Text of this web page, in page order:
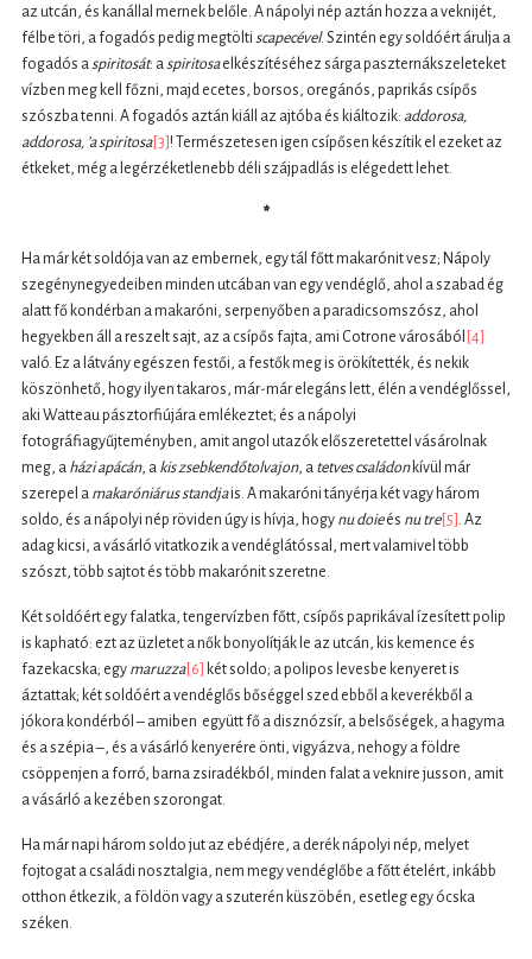
az utcán, és kanállal mernek belőle. A nápolyi nép aztán hozza a veknijét,
félbe töri, a fogadós pedig megtölti scapecével. Szintén egy soldóért árulja a
fogadós aspiritosát: aspiritosaelkészítéséhez sárga paszternákszeleteket
vízben meg kell főzni, majd ecetes, borsos, oregánós, paprikás csípős
szószba tenni. A fogadós aztán kiáll az ajtóba és kiáltozik: addorosa,
addorosa, ’a spiritosa[3] ! Természetesen igen csípősen készítik el ezeket az
étkeket, még a legérzéketlenebb déli szájpadlás is elégedett lehet.
*
Ha már két soldója van az embernek, egy tál főtt makarónit vesz; Nápoly
szegénynegyedeiben minden utcában van egy vendéglő, ahol a szabad ég
alatt fő kondérban a makaróni, serpenyőben a paradicsomszósz, ahol
hegyekben áll a reszelt sajt, az a csípős fajta, ami Cotrone városából
[4]
való. Ez a látvány egészen festői, a festők meg is örökítették, és nekik
köszönhető, hogy ilyen takaros, már-már elegáns lett, élén a vendéglőssel,
aki Watteau pásztorfiújára emlékeztet; és a nápolyi
fotográfiagyűjteményben, amit angol utazók előszeretettel vásárolnak
meg, a házi apácán, a kis zsebkendőtolvajon, a tetves családonkívül már
szerepel a makaróniárus standjais. A makaróni tányérja két vagy három
soldo, és a nápolyi nép röviden úgy is hívja, hogy nu doieés nu tre[5] . Az
adag kicsi, a vásárló vitatkozik a vendéglátóssal, mert valamivel több
szószt, több sajtot és több makarónit szeretne.
Két soldóért egy falatka, tengervízben főtt, csípős paprikával ízesített polip
is kapható: ezt az üzletet a nők bonyolítják le az utcán, kis kemence és
fazekacska; egy maruzza[6]
két soldo; a polipos levesbe kenyeret is
áztattak; két soldóért a vendéglős bőséggel szed ebből a keverékből a
jókora kondérból – amiben együtt fő a disznózsír, a belsőségek, a hagyma
és a szépia –, és a vásárló kenyerére önti, vigyázva, nehogy a földre
csöppenjen a forró, barna zsiradékból, minden falat a veknire jusson, amit
a vásárló a kezében szorongat.
Ha már napi három soldo jut az ebédjére, a derék nápolyi nép, melyet
fojtogat a családi nosztalgia, nem megy vendéglőbe a főtt ételért, inkább
otthon étkezik, a földön vagy a szuterén küszöbén, esetleg egy ócska
széken.